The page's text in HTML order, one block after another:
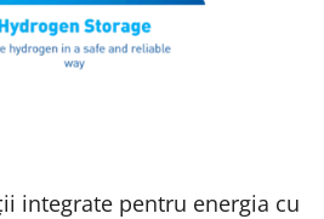
integrate pentru energia cu